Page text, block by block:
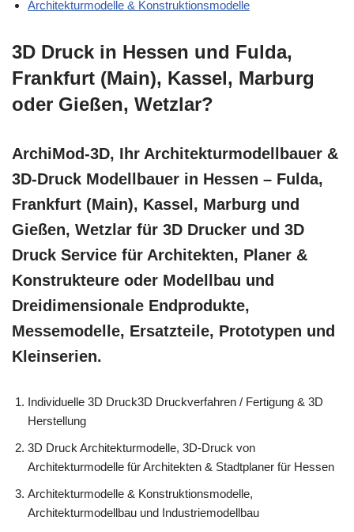
Architekturmodelle & Konstruktionsmodelle
3D Druck in Hessen und Fulda,
Frankfurt (Main), Kassel, Marburg
oder Gießen, Wetzlar?
ArchiMod-3D, Ihr Architekturmodellbauer &
3D-Druck Modellbauer in Hessen – Fulda,
Frankfurt (Main), Kassel, Marburg und
Gießen, Wetzlar für 3D Drucker und 3D
Druck Service für Architekten, Planer &
Konstrukteure oder Modellbau und
Dreidimensionale Endprodukte,
Messemodelle, Ersatzteile, Prototypen und
Kleinserien.
Individuelle 3D Druck3D Druckverfahren / Fertigung & 3D
Herstellung
3D Druck Architekturmodelle, 3D-Druck von
Architekturmodelle für Architekten & Stadtplaner für Hessen
Architekturmodelle & Konstruktionsmodelle,
Architekturmodellbau und Industriemodellbau